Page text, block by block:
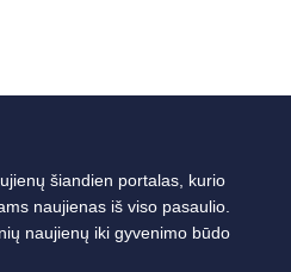
šiandien portalas, kurio
naujienas iš viso pasaulio.
naujienų iki gyvenimo būdo